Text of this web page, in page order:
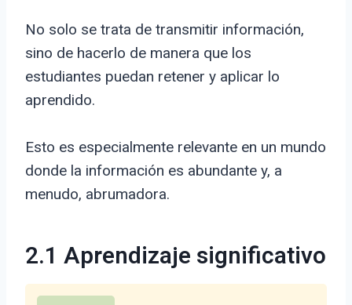
No solo se trata de transmitir información,
sino de hacerlo de manera que los
estudiantes puedan retener y aplicar lo
aprendido.
Esto es especialmente relevante en un mundo
donde la información es abundante y, a
menudo, abrumadora.
2.1 Aprendizaje significativo